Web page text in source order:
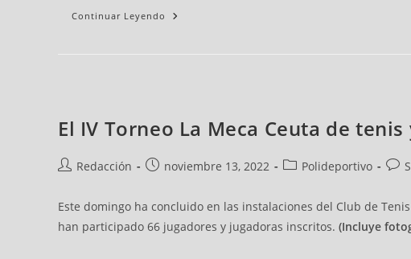
Continuar Leyendo
El IV Torneo La Meca Ceuta de
Redacción noviembre 13, 2022 Polideportivo
Este domingo ha concluido en las instalaciones del Club de
han participado 66 jugadores y jugadoras inscritos. (Incluye